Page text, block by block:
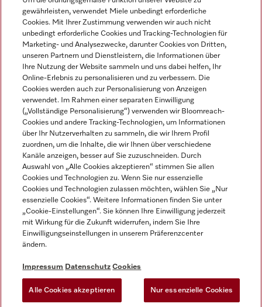
Sprache
DEUTSCH
Impressum
AGB
Datenschutz
Nutzungsbedingungen
Gesetzen über digitale Dienste
Cookie-Einstellungen
Miele auf Instagram
Miele auf Youtube
gewährleisten, verwendet Miele unbedingt erforderliche
Cookies. Mit Ihrer Zustimmung verwenden wir auch nicht
unbedingt erforderliche Cookies und Tracking-Technologien für
Marketing- und Analysezwecke, darunter Cookies von Dritten,
unseren Partnern und Dienstleistern, die Informationen über
Ihre Nutzung der Website sammeln und uns dabei helfen, Ihr
Online-Erlebnis zu personalisieren und zu verbessern. Die
Cookies werden auch zur Personalisierung von Anzeigen
verwendet. Im Rahmen einer separaten Einwilligung
(„Vollständige Personalisierung“) verwenden wir Bloomreach-
Cookies und andere Tracking-Technologien, um Informationen
über Ihr Nutzerverhalten zu sammeln, die wir Ihrem Profil
zuordnen, um die Inhalte, die wir Ihnen über verschiedene
Kanäle anzeigen, besser auf Sie zuzuschneiden. Durch
Auswahl von „Alle Cookies akzeptieren“ stimmen Sie allen
Cookies und Technologien zu. Wenn Sie nur essenzielle
Cookies und Technologien zulassen möchten, wählen Sie „Nur
essenzielle Cookies“. Weitere Informationen finden Sie unter
„Cookie-Einstellungen“. Sie können Ihre Einwilligung jederzeit
mit Wirkung für die Zukunft widerrufen, indem Sie Ihre
Einwilligungseinstellungen in unserem Präferenzcenter
ändern.
Impressum Datenschutz Cookies
Alle Cookies akzeptieren Nur essenzielle Cookies